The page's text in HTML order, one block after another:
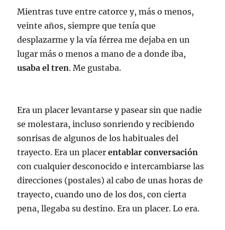
Mientras tuve entre catorce y, más o menos,
veinte años, siempre que tenía que
desplazarme y la vía férrea me dejaba en un
lugar más o menos a mano de a donde iba,
usaba el tren. Me gustaba.
Era un placer levantarse y pasear sin que nadie
se molestara, incluso sonriendo y recibiendo
sonrisas de algunos de los habituales del
trayecto. Era un placerentablar conversación
con cualquier desconocido e intercambiarse las
direcciones (postales) al cabo de unas horas de
trayecto, cuando uno de los dos, con cierta
pena, llegaba su destino. Era un placer. Lo era.